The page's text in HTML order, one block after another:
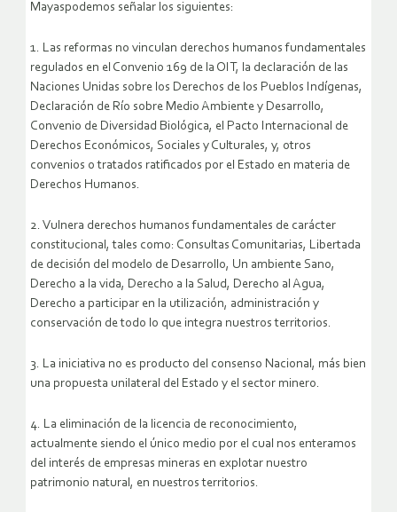
Mayaspodemos señalar los siguientes:
1. Las reformas no vinculan derechos humanos fundamentales
regulados en el Convenio 169 de la OIT, la declaración de las
Naciones Unidas sobre los Derechos de los Pueblos Indígenas,
Declaración de Río sobre Medio Ambiente y Desarrollo,
Convenio de Diversidad Biológica, el Pacto Internacional de
Derechos Económicos, Sociales y Culturales, y, otros
convenios o tratados ratificados por el Estado en materia de
Derechos Humanos.
2. Vulnera derechos humanos fundamentales de carácter
constitucional, tales como: Consultas Comunitarias, Libertada
de decisión del modelo de Desarrollo, Un ambiente Sano,
Derecho a la vida, Derecho a la Salud, Derecho al Agua,
Derecho a participar en la utilización, administración y
conservación de todo lo que integra nuestros territorios.
3. La iniciativa no es producto del consenso Nacional, más bien
una propuesta unilateral del Estado y el sector minero.
4. La eliminación de la licencia de reconocimiento,
actualmente siendo el único medio por el cual nos enteramos
del interés de empresas mineras en explotar nuestro
patrimonio natural, en nuestros territorios.